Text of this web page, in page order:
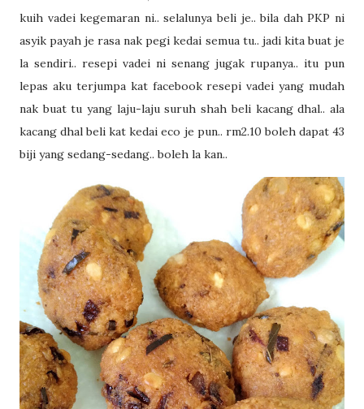
kuih vadei kegemaran ni.. selalunya beli je.. bila dah PKP ni
asyik payah je rasa nak pegi kedai semua tu.. jadi kita buat je
la sendiri.. resepi vadei ni senang jugak rupanya.. itu pun
lepas aku terjumpa kat facebook resepi vadei yang mudah
nak buat tu yang laju-laju suruh shah beli kacang dhal.. ala
kacang dhal beli kat kedai eco je pun.. rm2.10 boleh dapat 43
biji yang sedang-sedang.. boleh la kan..